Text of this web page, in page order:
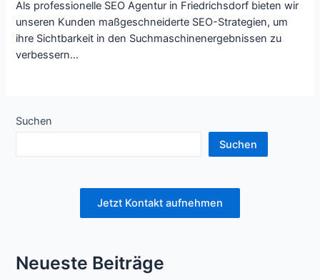
Als professionelle SEO Agentur in Friedrichsdorf bieten wir
unseren Kunden maßgeschneiderte SEO-Strategien, um
ihre Sichtbarkeit in den Suchmaschinenergebnissen zu
verbessern…
Suchen
Suchen
Jetzt Kontakt aufnehmen
Neueste Beiträge